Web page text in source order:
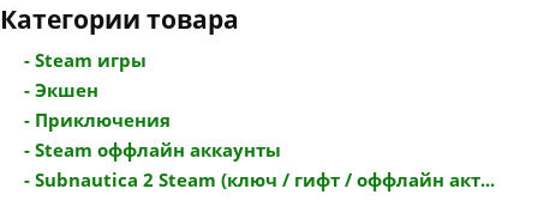
Категории товара
- Steam игры
- Экшен
- Приключения
- Steam оффлайн аккаунты
- Subnautica 2 Steam (ключ / гифт / оффлайн акт...